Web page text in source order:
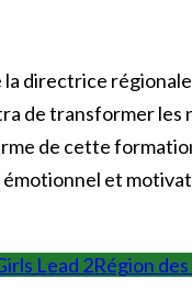
directrice
de transformer les
de cette
et
Lead 2Région des